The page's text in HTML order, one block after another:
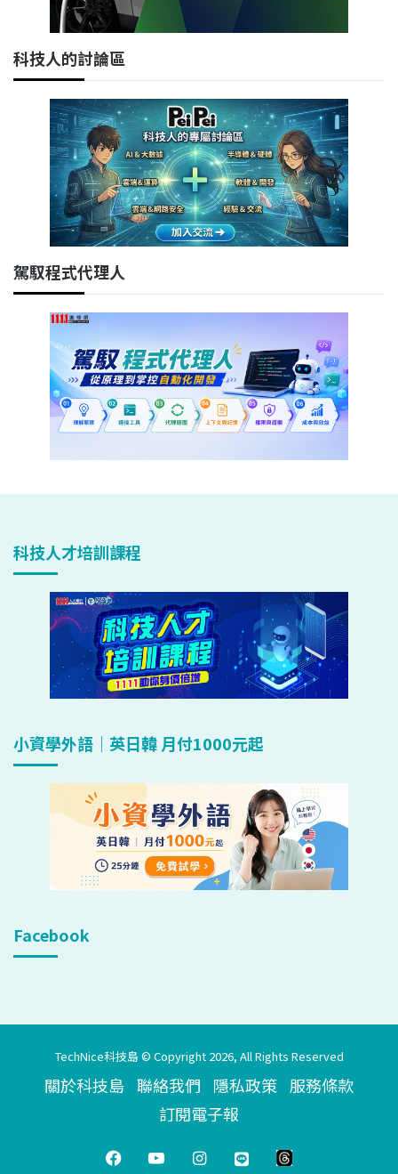
科技人的討論區
駕馭程式代理人
科技人才培訓課程
小資學外語｜英日韓 月付1000元起
Facebook
TechNice科技島 © Copyright 2026, All Rights Reserved
關於科技島 聯絡我們 隱私政策 服務條款
訂閱電子報